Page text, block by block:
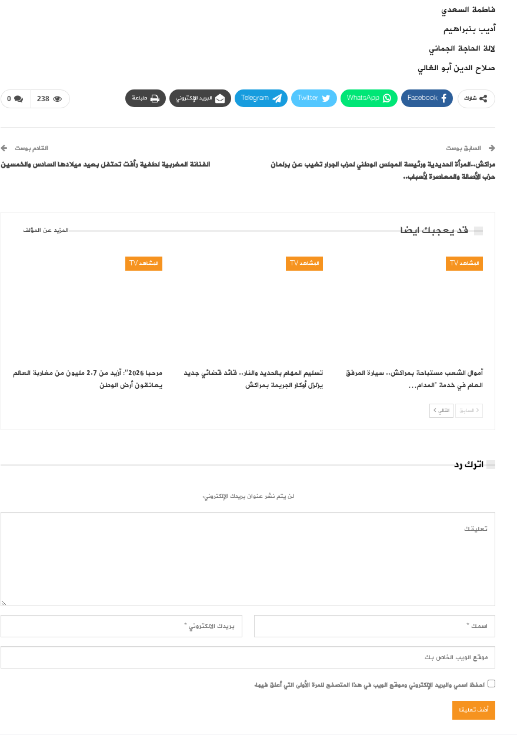
فاطمة السعدي
أديب بنبراهيم
لالة الحاجة الجماني
صلاح الدين أبو الغالي
0 238 شارك Facebook
WhatsApp
Twitter
Telegram البريد الإلكتروني طباعة
السابق بوست
مراكش..المرأة الحديدية ورئيسة المجلس الوطني لحزب الجرار تغيب عن برلمان
حزب الأصالة والمعاصرة لأسباب..
القادم بوست
الفنانة المغربية لطفية رأفت تحتفل بعيد ميلادها السادس والخمسين
قد يعجبك ايضا المزيد عن المؤلف
المشاهد TV
أموال الشعب مستباحة بمراكش.. سيارة المرفق
العام في خدمة “المدام…
المشاهد TV
تسليم المهام بالحديد والنار.. قائد قضائي جديد
يزلزل أوكار الجريمة بمراكش
المشاهد TV
مرحبا 2026″: أزيد من 2.7 مليون من مغاربة العالم
يعانقون أرض الوطن
السابق التالي
اترك رد
لن يتم نشر عنوان بريدك الإلكتروني.
احفظ اسمي والبريد الإلكتروني وموقع الويب في هذا المتصفح للمرة الأولى التي أعلق فيها.